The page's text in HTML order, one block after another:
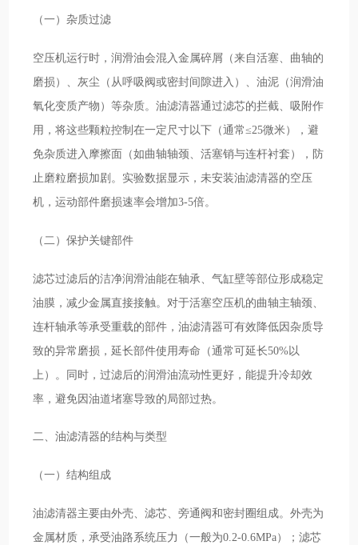
（一）杂质过滤
空压机运行时，润滑油会混入金属碎屑（来自活塞、曲轴的
磨损）、灰尘（从呼吸阀或密封间隙进入）、油泥（润滑油
氧化变质产物）等杂质。油滤清器通过滤芯的拦截、吸附作
用，将这些颗粒控制在一定尺寸以下（通常≤25微米），避
免杂质进入摩擦面（如曲轴轴颈、活塞销与连杆衬套），防
止磨粒磨损加剧。实验数据显示，未安装油滤清器的空压
机，运动部件磨损速率会增加3-5倍。
（二）保护关键部件
滤芯过滤后的洁净润滑油能在轴承、气缸壁等部位形成稳定
油膜，减少金属直接接触。对于活塞空压机的曲轴主轴颈、
连杆轴承等承受重载的部件，油滤清器可有效降低因杂质导
致的异常磨损，延长部件使用寿命（通常可延长50%以
上）。同时，过滤后的润滑油流动性更好，能提升冷却效
率，避免因油道堵塞导致的局部过热。
二、油滤清器的结构与类型
（一）结构组成
油滤清器主要由外壳、滤芯、旁通阀和密封圈组成。外壳为
金属材质，承受油路系统压力（一般为0.2-0.6MPa）；滤芯